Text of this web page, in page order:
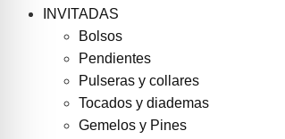
INVITADAS
Bolsos
Pendientes
Pulseras y collares
Tocados y diademas
Gemelos y Pines